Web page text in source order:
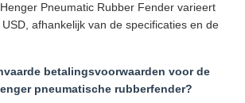
Pneumatic Rubber Fender varieert
afhankelijk van de specificaties en de
betalingsvoorwaarden voor de
pneumatische rubberfender?